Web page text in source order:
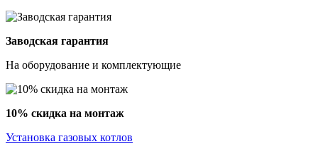
Заводская гарантия
На оборудование и комплектующие
10% скидка на монтаж
Установка газовых котлов